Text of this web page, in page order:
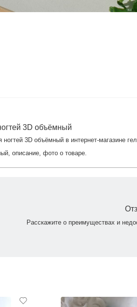
3D объёмный
3D объёмный в интернет-магазине
описание, фото о товаре.
Расскажите о преимуществах и